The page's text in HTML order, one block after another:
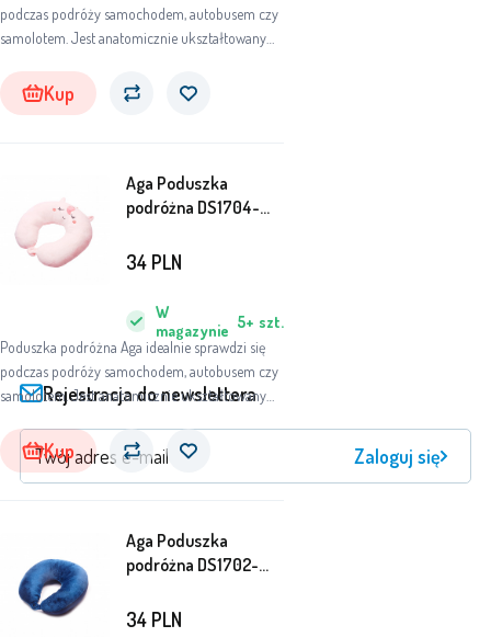
podczas podróży samochodem, autobusem czy
samolotem. Jest anatomicznie ukształtowany
dotyku pluszowemu pokrowcowi będziesz
wygodnie spać na poduszce.
Kup
Aga Poduszka
podróżna DS1704-
Poduszka podróżna Aga idealnie sprawdzi się
podczas podróży samochodem, autobusem czy
samolotem. Jest anatomicznie ukształtowany
dotyku pluszowemu pokrowcowi będziesz
wygodnie spać na poduszce.
W
magazynie 5+ szt.
34 PLN
Kup
Aga Poduszka
podróżna DS1702-
34 PLN
Rejestracja do newslettera
Zaloguj się